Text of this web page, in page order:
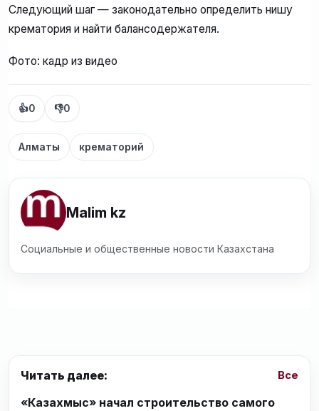
Следующий шаг — законодательно определить нишу
крематория и найти балансодержателя.
Фото: кадр из видео
👍0 👎0
Алматы крематорий
Malim kz
Социальные и общественные новости Казахстана
Читать далее: Все
«Казахмыс» начал строительство самого